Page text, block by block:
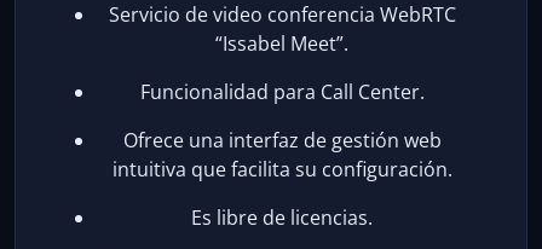
Servicio de video conferencia WebRTC
“Issabel Meet”.
Funcionalidad para Call Center.
Ofrece una interfaz de gestión web
intuitiva que facilita su configuración.
Es libre de licencias.